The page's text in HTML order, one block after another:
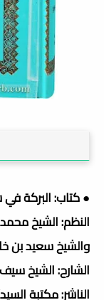
● كتاب: البركة
النظم: الشيخ
والشيخ سعيد بن
الشارح: الشيخ
الناشر: مكتبة